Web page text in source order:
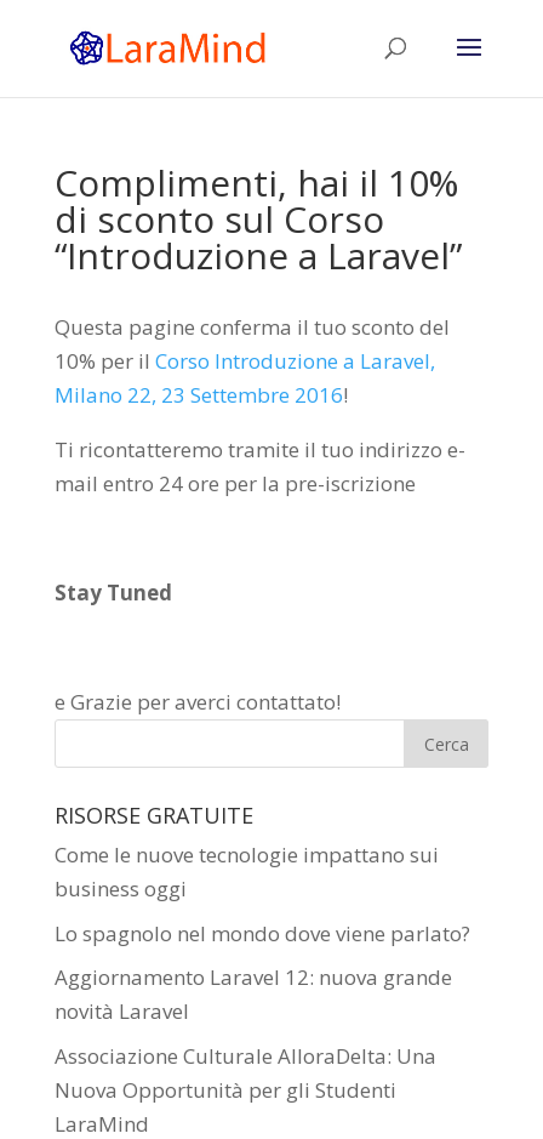
Complimenti, hai il 10%
di sconto sul Corso
“Introduzione a Laravel”
Questa pagine conferma il tuo sconto del
10% per il Corso Introduzione a Laravel,
Milano 22, 23 Settembre 2016!
Ti ricontatteremo tramite il tuo indirizzo e-
mail entro 24 ore per la pre-iscrizione
Stay Tuned
e Grazie per averci contattato!
RISORSE GRATUITE
Come le nuove tecnologie impattano sui
business oggi
Lo spagnolo nel mondo dove viene parlato?
Aggiornamento Laravel 12: nuova grande
novità Laravel
Associazione Culturale AlloraDelta: Una
Nuova Opportunità per gli Studenti
LaraMind